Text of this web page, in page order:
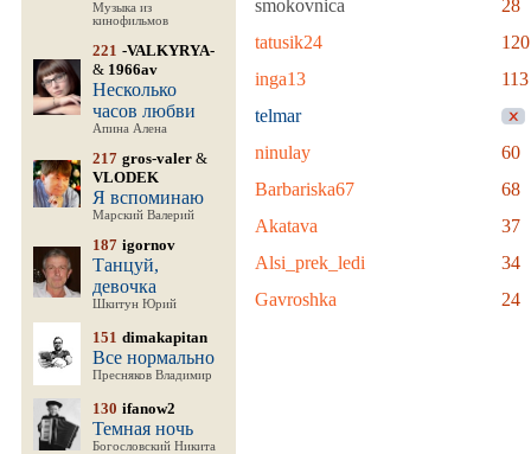
Музыка из
кинофильмов
221 -VALKYRYA-
& 1966av
Несколько
часов любви
Апина Алена
217 gros-valer &
VLODEK
Я вспоминаю
Марский Валерий
187 igornov
Танцуй,
девочка
Шкитун Юрий
151 dimakapitan
Все нормально
Пресняков Владимир
130 ifanow2
Темная ночь
Богословский Никита
smokovnica
28
tatusik24
120
inga13
113
telmar
ninulay
60
Barbariska67
68
Akatava
37
Alsi_prek_ledi
34
Gavroshka
24